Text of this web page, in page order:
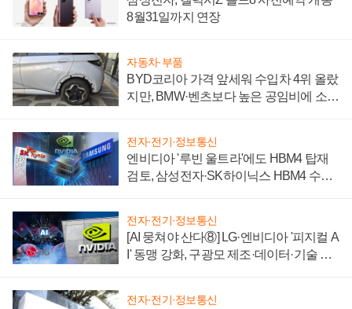
8월31일까지 연장
자동차·부품
BYD코리아 가격 앞세워 수입차 4위 올랐
지만, BMW·벤츠보다 높은 공임비에 소비
전자·전기·정보통신
엔비디아 '루빈 울트라'에도 HBM4 탑재
검토, 삼성전자·SK하이닉스 HBM4 수율
전자·전기·정보통신
[AI 뭉쳐야 산다⑧] LG·엔비디아 '피지컬 A
I' 동맹 강화, 구광모 제조·데이터·기술 결
전자·전기·정보통신